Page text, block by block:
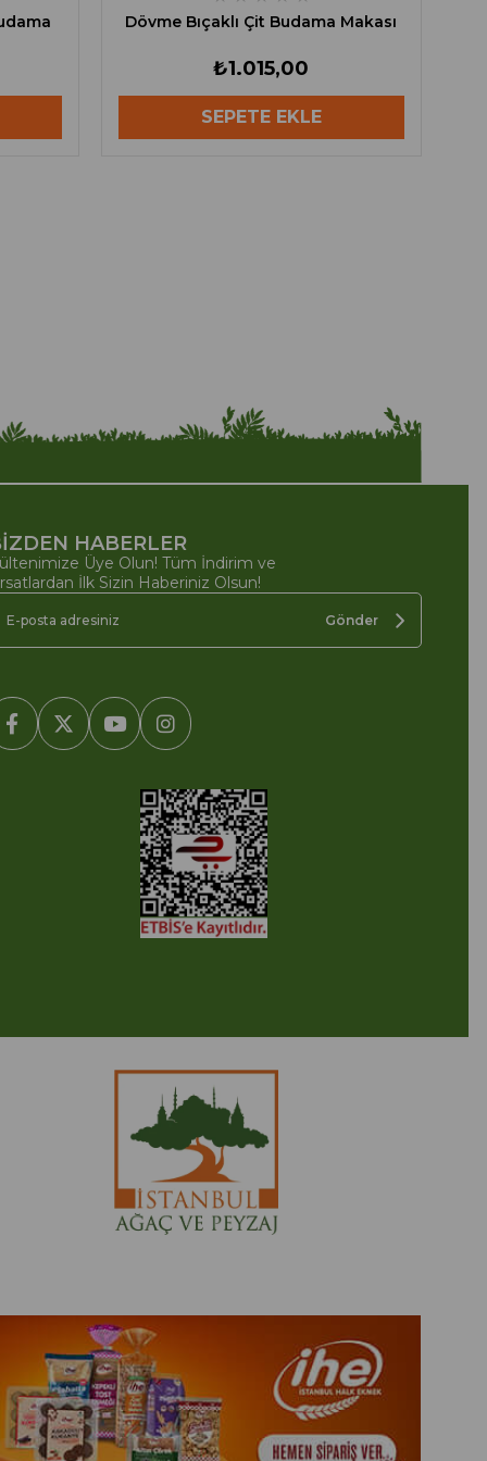
Dövme Bıçaklı Çit Budama Makası
₺1.015,00
SEPETE EKLE
HABERLER
Üye Olun! Tüm İndirim ve
İlk Sizin Haberiniz Olsun!
Gönder